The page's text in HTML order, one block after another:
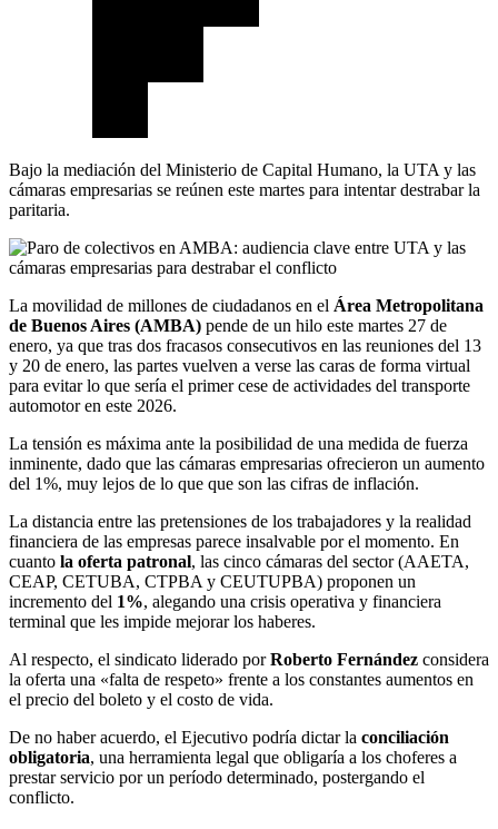
Bajo la mediación del Ministerio de Capital Humano, la UTA y las
cámaras empresarias se reúnen este martes para intentar destrabar la
paritaria.
La movilidad de millones de ciudadanos en el Área Metropolitana
de Buenos Aires (AMBA) pende de un hilo este martes 27 de
enero, ya que tras dos fracasos consecutivos en las reuniones del 13
y 20 de enero, las partes vuelven a verse las caras de forma virtual
para evitar lo que sería el primer cese de actividades del transporte
automotor en este 2026.
La tensión es máxima ante la posibilidad de una medida de fuerza
inminente, dado que las cámaras empresarias ofrecieron un aumento
del 1%, muy lejos de lo que que son las cifras de inflación.
La distancia entre las pretensiones de los trabajadores y la realidad
financiera de las empresas parece insalvable por el momento. En
cuanto la oferta patronal, las cinco cámaras del sector (AAETA,
CEAP, CETUBA, CTPBA y CEUTUPBA) proponen un
incremento del 1%, alegando una crisis operativa y financiera
terminal que les impide mejorar los haberes.
Al respecto, el sindicato liderado porRoberto Fernández considera
la oferta una «falta de respeto» frente a los constantes aumentos en
el precio del boleto y el costo de vida.
De no haber acuerdo, el Ejecutivo podría dictar la conciliación
obligatoria, una herramienta legal que obligaría a los choferes a
prestar servicio por un período determinado, postergando el
conflicto.